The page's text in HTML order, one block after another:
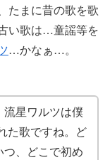
たまに昔の歌を歌
い歌は…童謡等を
…かなぁ…。
星ワルツは僕
た歌ですね。ど
つ、どこで初め